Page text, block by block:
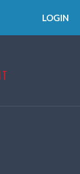
LOGIN